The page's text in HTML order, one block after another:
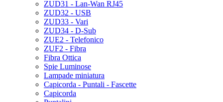
ZUD31 - Lan-Wan RJ45
ZUD32 - USB
ZUD33 - Vari
ZUD34 - D-Sub
ZUE2 - Telefonico
ZUF2 - Fibra
Fibra Ottica
Spie Luminose
Lampade miniatura
Capicorda - Puntali - Fascette
Capicorda